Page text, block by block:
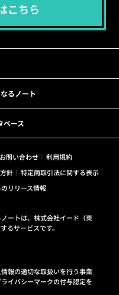
こちら
るノート
ベース
問い合わせ
利用規約
針
特定商取引法に関する表示
リリース情報
ートは、株式会社イード（東
るサービスです。
報の適切な取扱いを行う事業
イバシーマークの付与認定を